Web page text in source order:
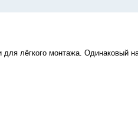
лёгкого монтажа. Одинаковый на